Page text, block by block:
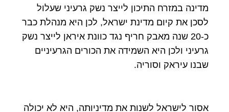
מדינה במזרח התיכון לייצר נשק גרעיני שעלול
לסכן את קיום מדינת ישראל, לכן היא מנהלת כבר
כ-20 שנה מאבק חריף נגד כוונת איראן לייצר נשק
גרעיני ולכן היא השמידה את הכורים הגרעיניים
שבנו עיראק וסוריה.
אסור לישראל לשנות את מדיניותה, היא לא יכולה